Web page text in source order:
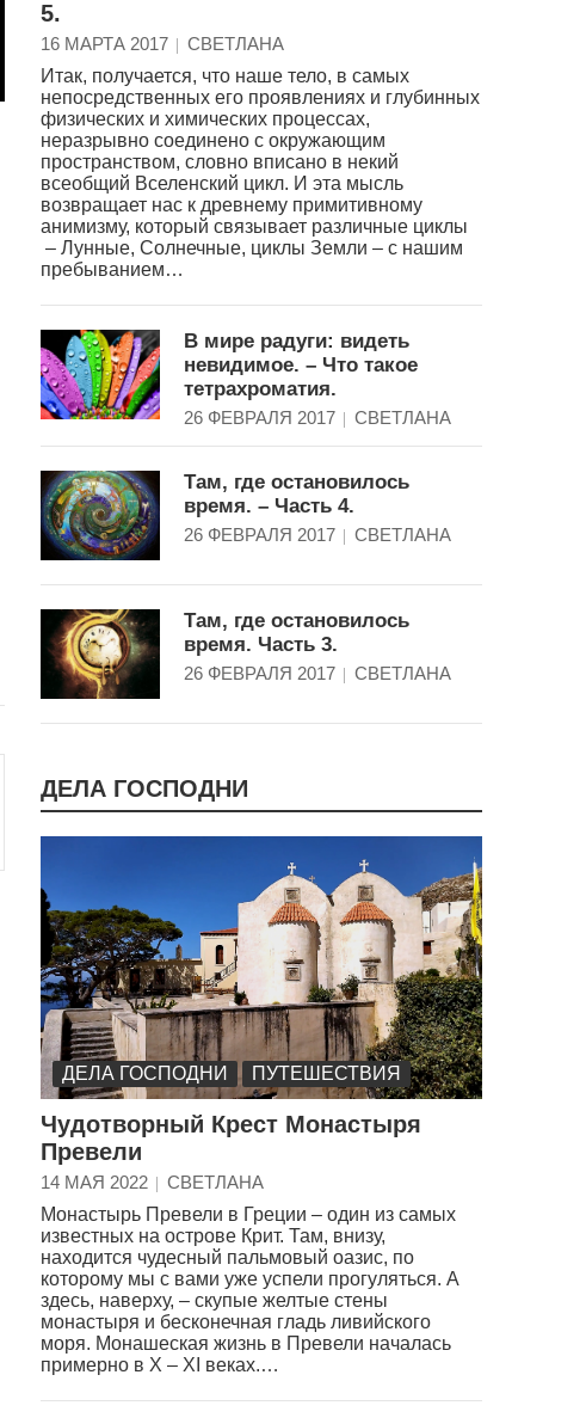
5.
16 МАРТА 2017
СВЕТЛАНА
Итак, получается, что наше тело, в самых
непосредственных его проявлениях и глубинных
физических и химических процессах,
неразрывно соединено с окружающим
пространством, словно вписано в некий
всеобщий Вселенский цикл. И эта мысль
возвращает нас к древнему примитивному
анимизму, который связывает различные циклы
– Лунные, Солнечные, циклы Земли – с нашим
пребыванием…
В мире радуги: видеть
невидимое. – Что такое
тетрахроматия.
26 ФЕВРАЛЯ 2017 СВЕТЛАНА
Там, где остановилось
время. – Часть 4.
26 ФЕВРАЛЯ 2017 СВЕТЛАНА
Там, где остановилось
время. Часть 3.
26 ФЕВРАЛЯ 2017 СВЕТЛАНА
ДЕЛА ГОСПОДНИ
ДЕЛА ГОСПОДНИ ПУТЕШЕСТВИЯ
Чудотворный Крест Монастыря
Превели
14 МАЯ 2022
СВЕТЛАНА
Монастырь Превели в Греции – один из самых
известных на острове Крит. Там, внизу,
находится чудесный пальмовый оазис, по
которому мы с вами уже успели прогуляться. А
здесь, наверху, – скупые желтые стены
монастыря и бесконечная гладь ливийского
моря. Монашеская жизнь в Превели началась
примерно в X – XI веках.…